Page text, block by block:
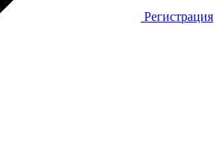
Регистрация